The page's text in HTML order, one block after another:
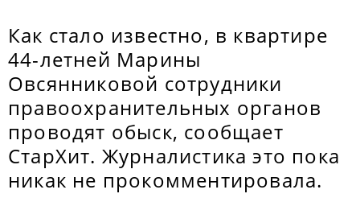
Как стало известно, в квартире
44-летней Марины
Овсянниковой сотрудники
правоохранительных органов
проводят обыск, сообщает
СтарХит. Журналистика это пока
никак не прокомментировала.